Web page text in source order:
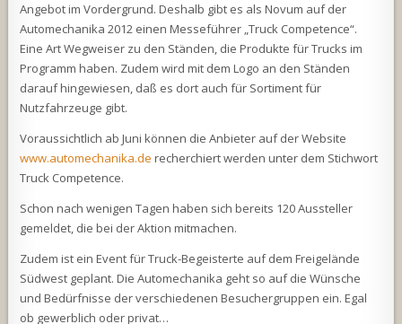
Angebot im Vordergrund. Deshalb gibt es als Novum auf der
Automechanika 2012 einen Messeführer „Truck Competence“.
Eine Art Wegweiser zu den Ständen, die Produkte für Trucks im
Programm haben. Zudem wird mit dem Logo an den Ständen
darauf hingewiesen, daß es dort auch für Sortiment für
Nutzfahrzeuge gibt.
Voraussichtlich ab Juni können die Anbieter auf der Website
www.automechanika.de recherchiert werden unter dem Stichwort
Truck Competence.
Schon nach wenigen Tagen haben sich bereits 120 Aussteller
gemeldet, die bei der Aktion mitmachen.
Zudem ist ein Event für Truck-Begeisterte auf dem Freigelände
Südwest geplant. Die Automechanika geht so auf die Wünsche
und Bedürfnisse der verschiedenen Besuchergruppen ein. Egal
ob gewerblich oder privat…